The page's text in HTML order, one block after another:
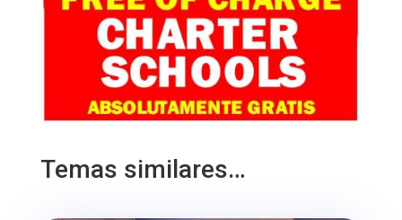
Temas similares…